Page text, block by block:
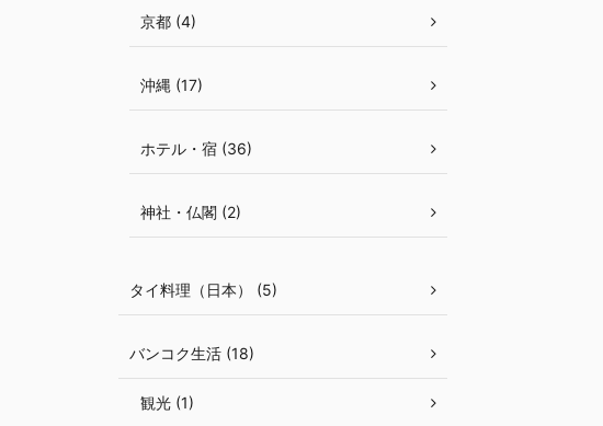
京都 (4)
沖縄 (17)
ホテル・宿 (36)
神社・仏閣 (2)
タイ料理（日本） (5)
バンコク生活 (18)
観光 (1)